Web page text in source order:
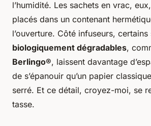
l’humidité. Les sachets en vrac,
placés dans un contenant
l’ouverture. Côté infuseurs,
biologiquement dégradables,
Berlingo®, laissent davantage
de s’épanouir qu’un papier
serré. Et ce détail, croyez-moi, se
tasse.